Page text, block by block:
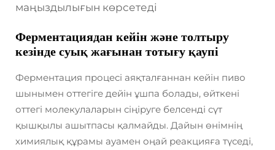
маңыздылығын көрсетеді
Ферментациядан кейін және толтыру
кезінде суық жағынан тотығу қаупі
Ферментация процесі аяқталғаннан кейін пиво
шынымен оттегіге дейін ұшпа болады, өйткені
оттегі молекулаларын сіңіруге белсенді сүт
қышқылы ашытпасы қалмайды. Дайын өнімнің
химиялық құрамы ауамен оңай реакцияға түседі,